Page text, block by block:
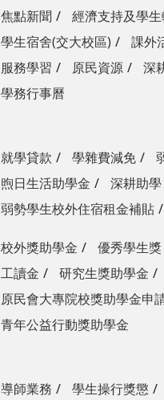
焦點新聞 經濟支持及學
學生宿舍(交大校區)
課外
服務學習
原民資源 深
學務行事曆
就學貸款 學雜費減免
煦日生活助學金
深耕助學
弱勢學生校外住宿租金補貼
校外獎助學金 優秀學生獎
工讀金
研究生獎助學金
原民會大專院校獎助學金申
青年公益行動獎助學金
導師業務 學生操行獎懲